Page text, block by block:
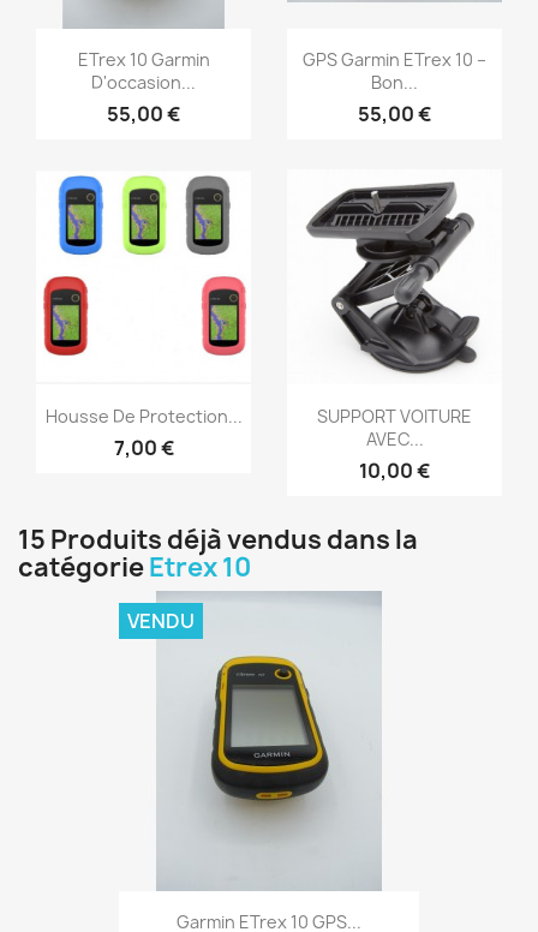
Aperçu rapide
ETrex 10 Garmin
D'occasion...
55,00 €
Aperçu rapide
GPS Garmin ETrex 10 –
Bon...
55,00 €
Aperçu rapide
Housse De Protection...
7,00 €
Aperçu rapide
SUPPORT VOITURE
AVEC...
10,00 €
15 Produits déjà vendus dans la
catégorieEtrex 10
Aperçu rapide
Garmin ETrex 10 GPS...
VENDU